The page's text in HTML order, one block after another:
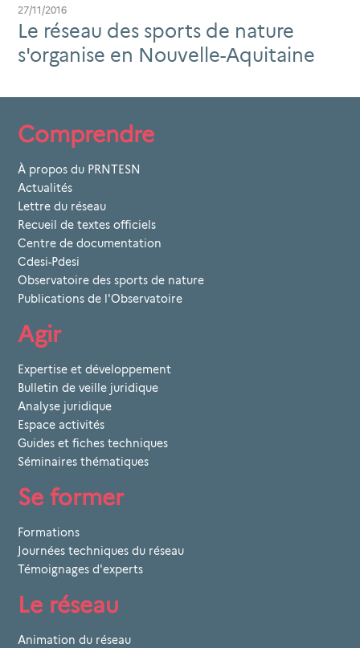
27/11/2016
Le réseau des sports de nature
s'organise en Nouvelle-Aquitaine
Comprendre
À propos du PRNTESN
Actualités
Lettre du réseau
Recueil de textes officiels
Centre de documentation
Cdesi-Pdesi
Observatoire des sports de nature
Publications de l'Observatoire
Agir
Expertise et développement
Bulletin de veille juridique
Analyse juridique
Espace activités
Guides et fiches techniques
Séminaires thématiques
Se former
Formations
Journées techniques du réseau
Témoignages d'experts
Le réseau
Animation du réseau